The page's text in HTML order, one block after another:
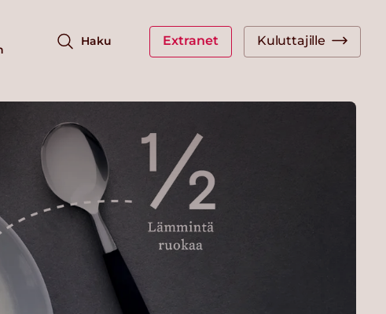
Haku Extranet Kuluttajille